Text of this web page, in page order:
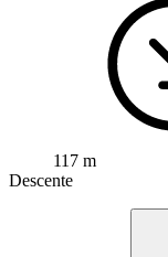
117 m
Descente